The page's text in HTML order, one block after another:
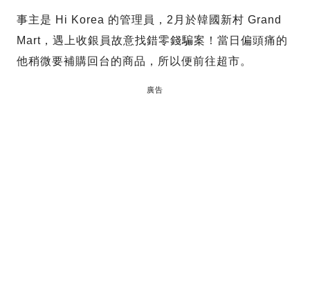
事主是 Hi Korea 的管理員，2月於韓國新村 Grand
Mart，遇上收銀員故意找錯零錢騙案！當日偏頭痛的
他稍微要補購回台的商品，所以便前往超市。
廣告